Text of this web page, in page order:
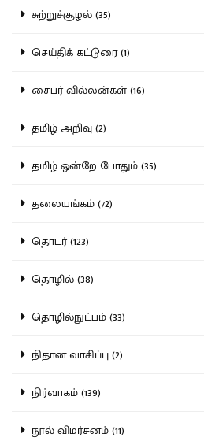
சுற்றுச்சூழல் (35)
செய்திக் கட்டுரை (1)
சைபர் வில்லன்கள் (16)
தமிழ் அறிவு (2)
தமிழ் ஒன்றே போதும் (35)
தலையங்கம் (72)
தொடர் (123)
தொழில் (38)
தொழில்நுட்பம் (33)
நிதான வாசிப்பு (2)
நிர்வாகம் (139)
நூல் விமர்சனம் (11)